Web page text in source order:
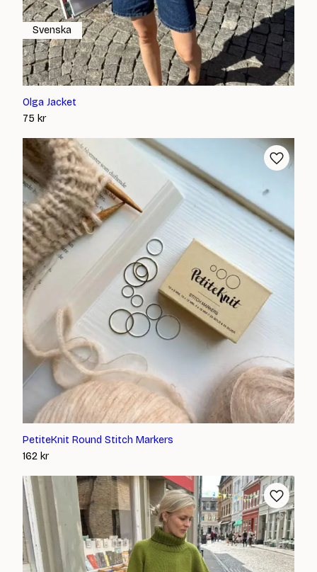
Olga Jacket
75 kr
Svenska
PetiteKnit Round Stitch Markers
162 kr